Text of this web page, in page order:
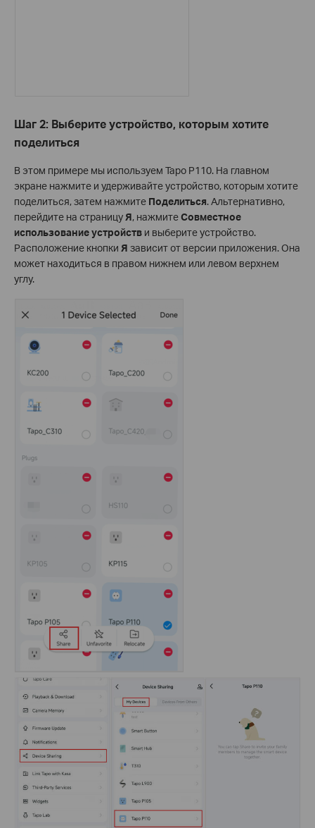
Шаг 2: Выберите устройство, которым хотите
поделиться
В этом примере мы используем Tapo P110. На главном
экране нажмите и удерживайте устройство, которым хотите
поделиться, затем нажмите Поделиться. Альтернативно,
перейдите на страницу Я, нажмитеСовместное
использование устройств и выберите устройство.
Расположение кнопки Я зависит от версии приложения. Она
может находиться в правом нижнем или левом верхнем
углу.